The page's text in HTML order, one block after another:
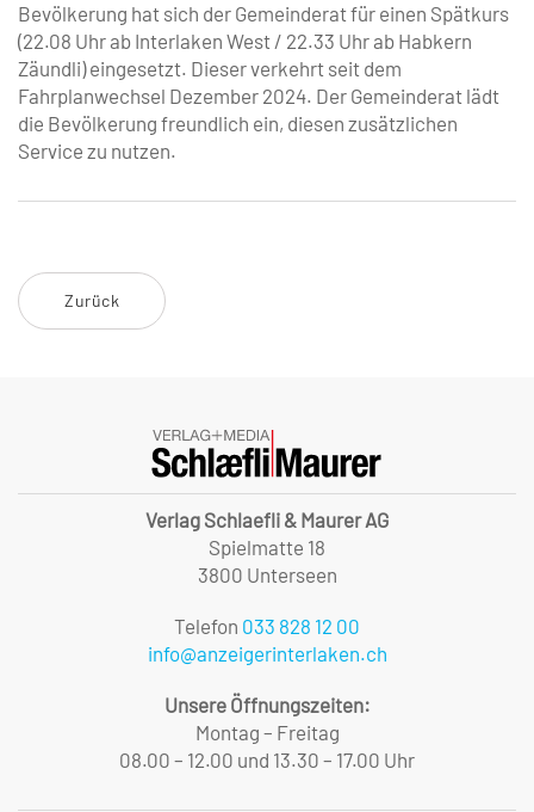
Bevölkerung hat sich der Gemeinderat für einen Spätkurs
(22.08 Uhr ab Interlaken West / 22.33 Uhr ab Habkern
Zäundli) eingesetzt. Dieser verkehrt seit dem
Fahrplanwechsel Dezember 2024. Der Gemeinderat lädt
die Bevölkerung freundlich ein, diesen zusätzlichen
Service zu nutzen.
Zurück
Verlag Schlaefli & Maurer AG
Spielmatte 18
3800 Unterseen
Telefon 033 828 12 00
info@anzeigerinterlaken.ch
Unsere Öffnungszeiten:
Montag – Freitag
08.00 – 12.00 und 13.30 – 17.00 Uhr